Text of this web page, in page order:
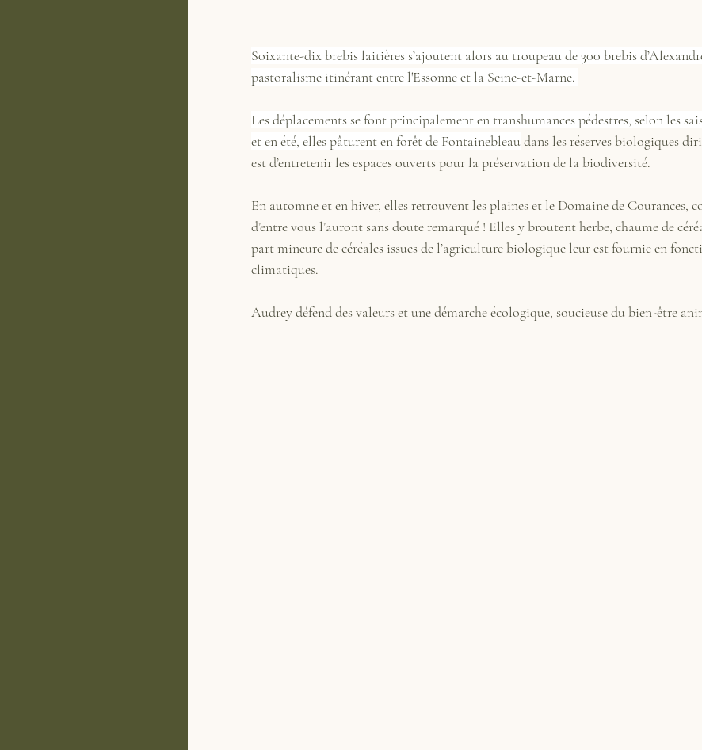
Soixante-dix brebis laitières s’ajoutent alors au troupeau de 300 brebis
pastoralisme itinérant entre l'Essonne et la Seine-et-Marne.
Les déplacements se font principalement en transhumances pédestres, selon les
et en été, elles pâturent en forêt de Fontainebleau dans les réserves biologiques
est d’entretenir les espaces ouverts pour la préservation de la biodiversité.
En automne et en hiver, elles retrouvent les plaines et le Domaine de Courances,
d’entre vous l’auront sans doute remarqué ! Elles y broutent herbe, chaume de
part mineure de céréales issues de l’agriculture biologique leur est fournie en
climatiques.
Audrey défend des valeurs et une démarche écologique, soucieuse du bien-être